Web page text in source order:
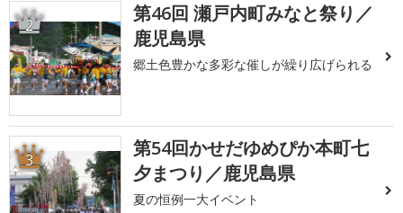
2
第46回 瀬戸内町みなと祭り／
鹿児島県
郷土色豊かな多彩な催しが繰り広げられる
3
第54回かせだゆめぴか本町七
夕まつり／鹿児島県
夏の恒例一大イベント